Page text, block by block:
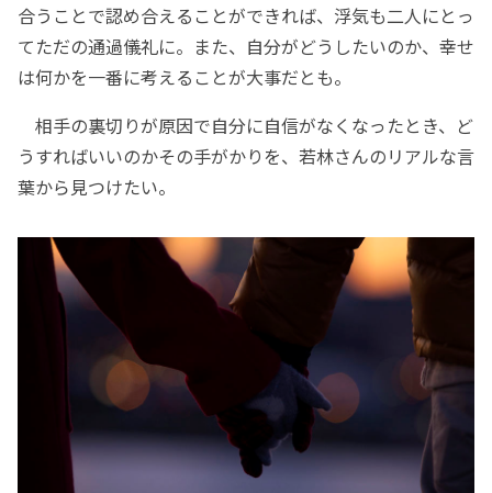
合うことで認め合えることができれば、浮気も二人にとっ
てただの通過儀礼に。また、自分がどうしたいのか、幸せ
は何かを一番に考えることが大事だとも。
相手の裏切りが原因で自分に自信がなくなったとき、ど
うすればいいのかその手がかりを、若林さんのリアルな言
葉から見つけたい。